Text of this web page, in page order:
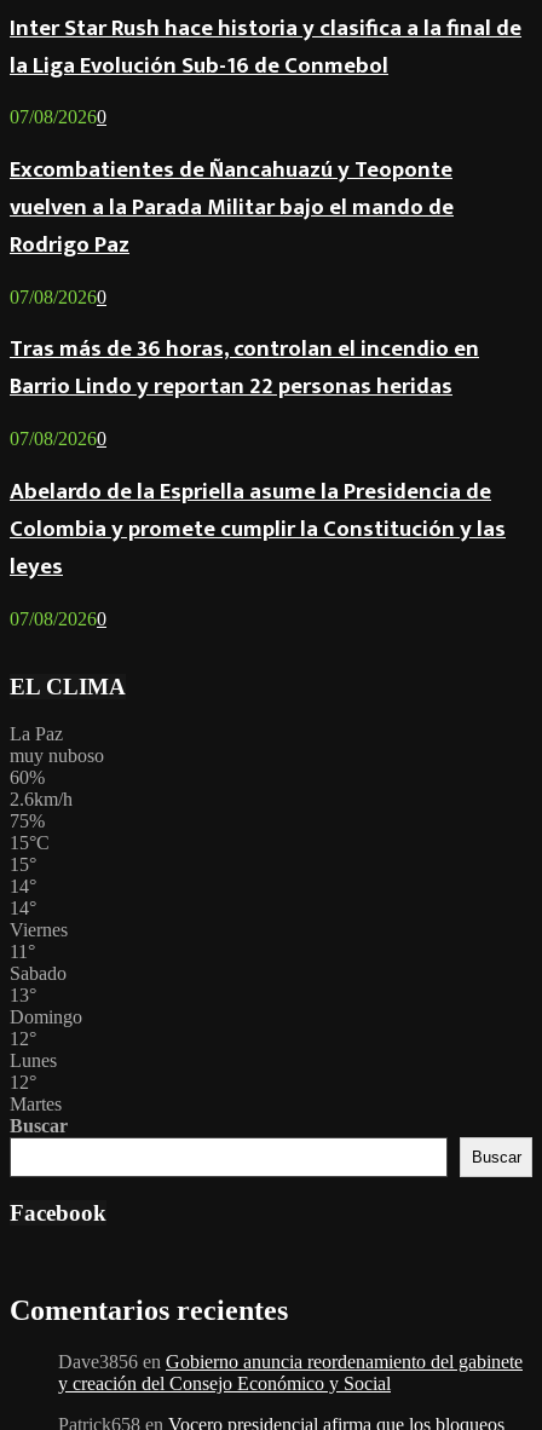
Inter Star Rush hace historia y clasifica a la final de
la Liga Evolución Sub-16 de Conmebol
07/08/20260
Excombatientes de Ñancahuazú y Teoponte
vuelven a la Parada Militar bajo el mando de
Rodrigo Paz
07/08/20260
Tras más de 36 horas, controlan el incendio en
Barrio Lindo y reportan 22 personas heridas
07/08/20260
Abelardo de la Espriella asume la Presidencia de
Colombia y promete cumplir la Constitución y las
leyes
07/08/20260
EL CLIMA
La Paz
muy nuboso
60%
2.6km/h
75%
15°C
15°
14°
14°
Viernes
11 °
Sabado
13°
Domingo
12°
Lunes
12°
Martes
Buscar
Buscar
Facebook
Comentarios recientes
Dave3856 en Gobierno anuncia reordenamiento del gabinete
y creación del Consejo Económico y Social
Patrick658 en Vocero presidencial afirma que los bloqueos